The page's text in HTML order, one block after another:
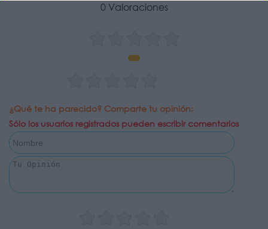
¿Qué te ha parecido? Comparte tu opinión:
Sólo los usuarios registrados pueden escribir comentarios
0 Valoraciones